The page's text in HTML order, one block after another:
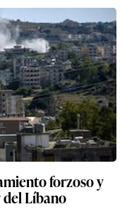
forzoso y
Líbano